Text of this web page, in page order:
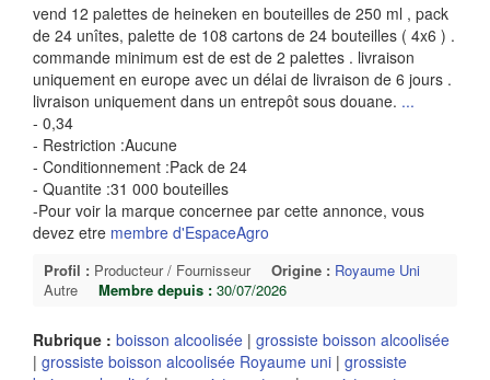
vend 12 palettes de heineken en bouteilles de 250 ml , pack
de 24 unîtes, palette de 108 cartons de 24 bouteilles ( 4x6 ) .
commande minimum est de est de 2 palettes . livraison
uniquement en europe avec un délai de livraison de 6 jours .
livraison uniquement dans un entrepôt sous douane. ...
- 0,34
- Restriction :Aucune
- Conditionnement :Pack de 24
- Quantite :31 000 bouteilles
-Pour voir la marque concernee par cette annonce, vous
devez etre membre d'EspaceAgro
Profil : Producteur / Fournisseur Origine : Royaume Uni
Autre
Membre depuis : 30/07/2026
Rubrique : boisson alcoolisée | grossiste boisson alcoolisée
| grossiste boisson alcoolisée Royaume uni | grossiste